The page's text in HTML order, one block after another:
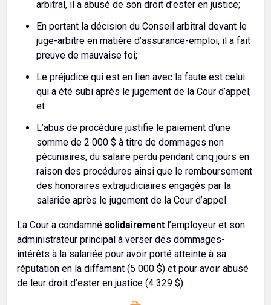
arbitral, il a abusé de son droit d’ester en justice;
En portant la décision du Conseil arbitral devant le
juge-arbitre en matière d’assurance-emploi, il a fait
preuve de mauvaise foi;
Le préjudice qui est en lien avec la faute est celui
qui a été subi après le jugement de la Cour d’appel;
et
L’abus de procédure justifie le paiement d’une
somme de 2 000 $ à titre de dommages non
pécuniaires, du salaire perdu pendant cinq jours en
raison des procédures ainsi que le remboursement
des honoraires extrajudiciaires engagés par la
salariée après le jugement de la Cour d’appel.
La Cour a condamné solidairement l’employeur et son
administrateur principal à verser des dommages-
intérêts à la salariée pour avoir porté atteinte à sa
réputation en la diffamant (5 000 $) et pour avoir abusé
de leur droit d’ester en justice (4 329 $).